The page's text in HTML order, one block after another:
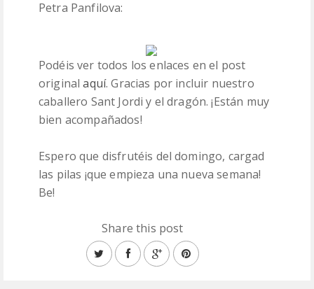
Petra Panfilova:
Podéis ver todos los enlaces en el post
originalaquí. Gracias por incluir nuestro
caballero Sant Jordi y el dragón. ¡Están muy
bien acompañados!
Espero que disfrutéis del domingo, cargad
las pilas ¡que empieza una nueva semana!
Be!
Share this post